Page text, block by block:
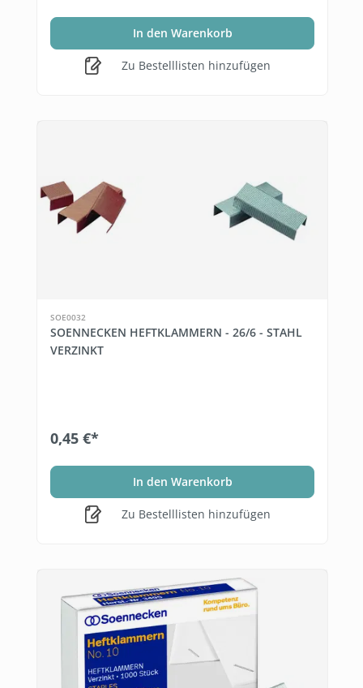
In den Warenkorb
Zu Bestelllisten hinzufügen
SOE0032
SOENNECKEN HEFTKLAMMERN - 26/6 - STAHL
VERZINKT
0,45 €*
In den Warenkorb
Zu Bestelllisten hinzufügen